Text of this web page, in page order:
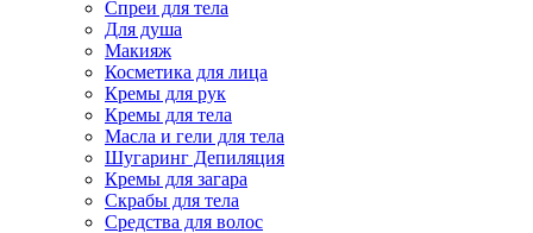
Спреи для тела
Для душа
Макияж
Косметика для лица
Кремы для рук
Кремы для тела
Масла и гели для тела
Шугаринг Депиляция
Кремы для загара
Скрабы для тела
Средства для волос